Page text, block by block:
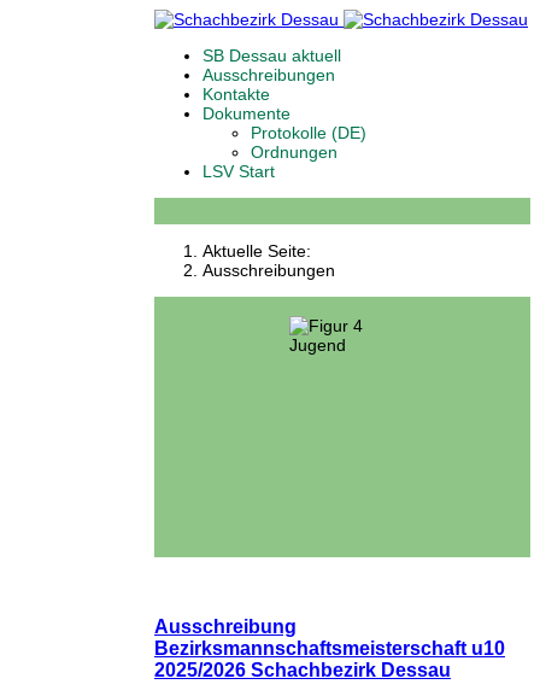
SB Dessau aktuell
Ausschreibungen
Kontakte
Dokumente
Protokolle (DE)
Ordnungen
LSV Start
Aktuelle Seite:
Ausschreibungen
Ausschreibung
Bezirksmannschaftsmeisterschaft u10
2025/2026 Schachbezirk Dessau